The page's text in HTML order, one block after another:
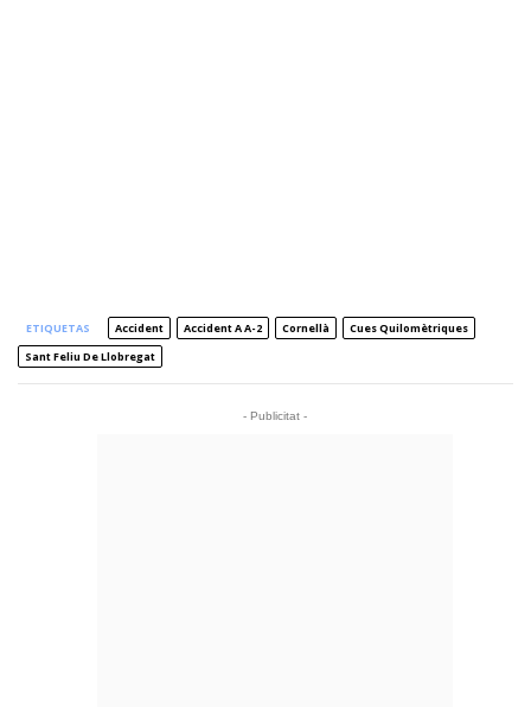
ETIQUETAS Accident Accident A A-2 Cornellà
Cues Quilomètriques
Sant Feliu De Llobregat
- Publicitat -